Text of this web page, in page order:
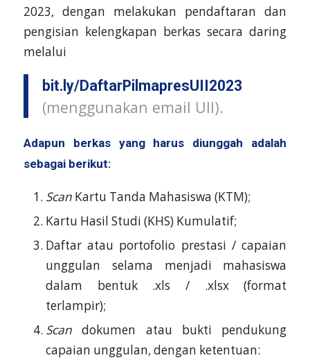
2023, dengan melakukan pendaftaran dan
pengisian kelengkapan berkas secara daring
melalui
bit.ly/DaftarPilmapresUII2023
(menggunakan email UII).
Adapun berkas yang harus diunggah adalah
sebagai berikut:
Scan Kartu Tanda Mahasiswa (KTM);
Kartu Hasil Studi (KHS) Kumulatif;
Daftar atau portofolio prestasi / capaian
unggulan selama menjadi mahasiswa
dalam bentuk .xls / .xlsx (format
terlampir);
Scandokumen atau bukti pendukung
capaian unggulan, dengan ketentuan: